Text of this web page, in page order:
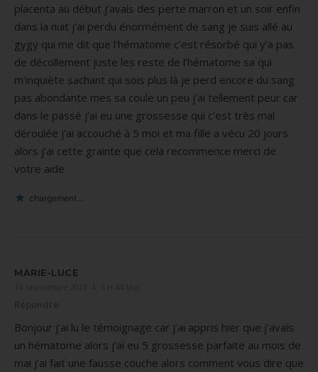
placenta au début j’avais des perte marron et un soir enfin
dans la nuit j’ai perdu énormément de sang je suis allé au
gygy qui me dit que l’hématome c’est résorbé qui y’a pas
de décollement juste les reste de l’hématome sa qui
m’inquiète sachant qui sois plus là je perd encore du sang
pas abondante mes sa coule un peu j’ai tellement peur car
dans le passé j’ai eu une grossesse qui c’est très mal
déroulée j’ai accouché à 5 moi et ma fille a vécu 20 jours
alors j’ai cette grainte que cela recommence merci de
votre aide
chargement…
MARIE-LUCE
Bonjour j’ai lu le témoignage car j’ai appris hier que j’avais
un hématome alors j’ai eu 5 grossesse parfaite au mois de
mai j’ai fait une fausse couche alors comment vous dire que